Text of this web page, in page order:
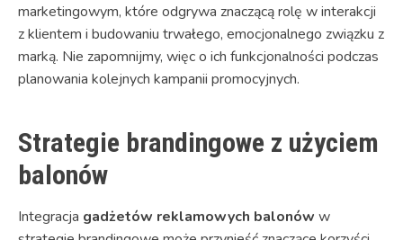
marketingowym, które odgrywa znaczącą rolę w interakcji
z klientem i budowaniu trwałego, emocjonalnego związku z
marką. Nie zapomnijmy, więc o ich funkcjonalności podczas
planowania kolejnych kampanii promocyjnych.
Strategie brandingowe z użyciem
balonów
Integracja gadżetów reklamowych balonów w